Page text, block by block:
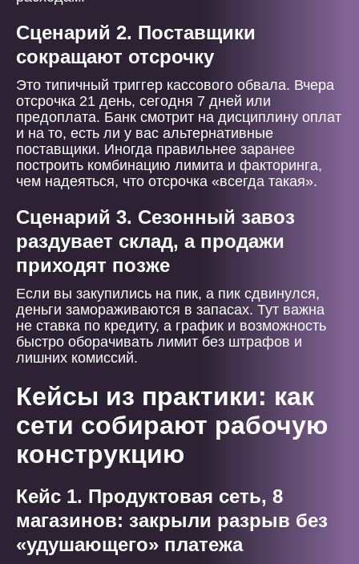
Сценарий 2. Поставщики
сокращают отсрочку
Это типичный триггер кассового обвала. Вчера
отсрочка 21 день, сегодня 7 дней или
предоплата. Банк смотрит на дисциплину оплат
и на то, есть ли у вас альтернативные
поставщики. Иногда правильнее заранее
построить комбинацию лимита и факторинга,
чем надеяться, что отсрочка «всегда такая».
Сценарий 3. Сезонный завоз
раздувает склад, а продажи
приходят позже
Если вы закупились на пик, а пик сдвинулся,
деньги замораживаются в запасах. Тут важна
не ставка по кредиту, а график и возможность
быстро оборачивать лимит без штрафов и
лишних комиссий.
Кейсы из практики: как
сети собирают рабочую
конструкцию
Кейс 1. Продуктовая сеть, 8
магазинов: закрыли разрыв без
«удушающего» платежа